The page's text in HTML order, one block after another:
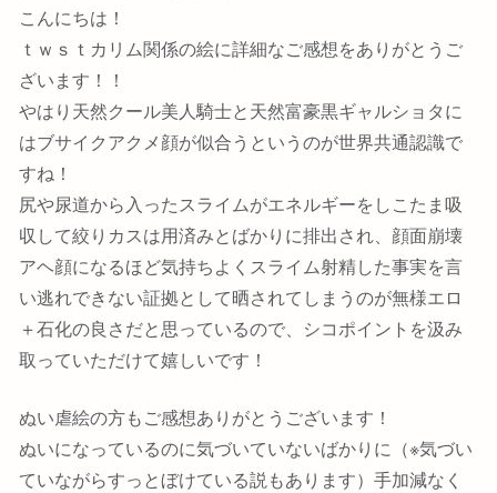
こんにちは！
ｔｗｓｔカリム関係の絵に詳細なご感想をありがとうご
ざいます！！
やはり天然クール美人騎士と天然富豪黒ギャルショタに
はブサイクアクメ顔が似合うというのが世界共通認識で
すね！
尻や尿道から入ったスライムがエネルギーをしこたま吸
収して絞りカスは用済みとばかりに排出され、顔面崩壊
アヘ顔になるほど気持ちよくスライム射精した事実を言
い逃れできない証拠として晒されてしまうのが無様エロ
＋石化の良さだと思っているので、シコポイントを汲み
取っていただけて嬉しいです！
ぬい虐絵の方もご感想ありがとうございます！
ぬいになっているのに気づいていないばかりに（※気づい
ていながらすっとぼけている説もあります）手加減なく